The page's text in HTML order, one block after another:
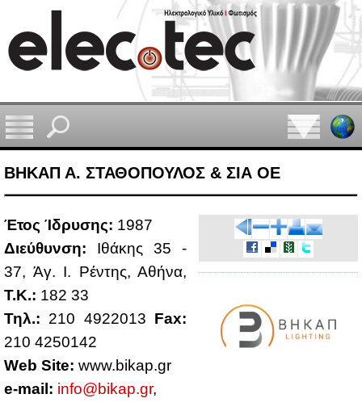
ΒΗΚΑΠ Α. ΣΤΑΘΟΠΟΥΛΟΣ & ΣΙΑ ΟΕ
Έτος Ίδρυ­σης: 1987
Διεύ­θυν­ση: Ιθά­κης 35 -
37, Άγ. Ι. Ρέ­ντης, Αθή­να,
Τ.Κ.: 182 33
Τηλ.: 210 4922013 Fax:
210 4250142
Web Site: www.​bikap.​gr
e-mail: info@​bikap.​gr,